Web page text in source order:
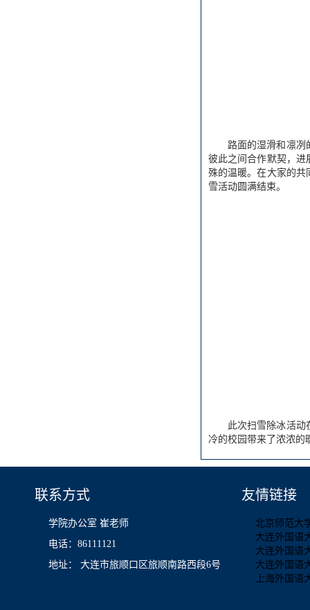
路面的湿滑和凛冽
彼此之间合作默契，进
殊的温暖。在大家的共
雪活动圆满结束。
此次扫雪除冰活动
冷的校园带来了浓浓的
联系方式
学院办公室 崔老师
电话：86111121
地址： 大连市旅顺口区旅顺南路西段6号
友情链接
北京师范大
大连外国语
大连外国语
大连外国语
上海外国语